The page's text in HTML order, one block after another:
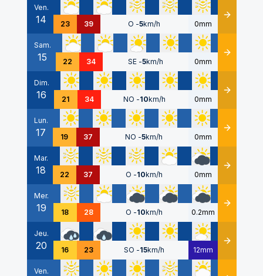
Ven.
14 23 39 O -5km/h 0mm Détails
Sam.
15 22 34 SE -5km/h 0mm Détails
Dim.
16 21 34 NO -10km/h 0mm Détails
Lun.
17 19 37 NO -5km/h 0mm Détails
Mar.
18 22 37 O -10km/h 0mm Détails
Mer.
19 18 28 O -10km/h 0.2mm Détails
Jeu.
20 16 23 SO -15km/h 12mm Détails
Ven.